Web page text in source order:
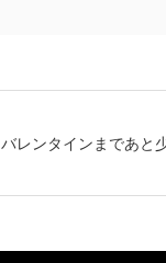
バレンタインまであと